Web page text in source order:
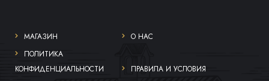
МАГАЗИН
О НАС
ПОЛИТИКА
КОНФИДЕНЦИАЛЬНОСТИ
ПРАВИЛА И УСЛОВИЯ